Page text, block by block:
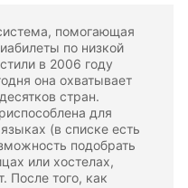
помогающая
по низкой
в 2006 году
она охватывает
стран.
для
(в списке есть
подобрать
или хостелах,
После того, как